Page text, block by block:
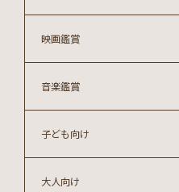
大人向け
子ども向け
音楽鑑賞
映画鑑賞